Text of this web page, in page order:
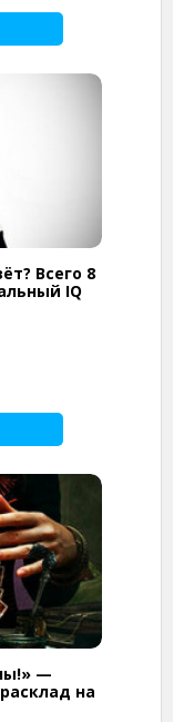
Всего 8
IQ
—
на